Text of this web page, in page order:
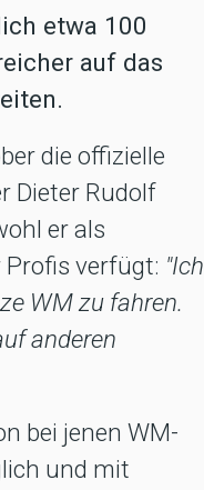
etwa 100
auf das
die offizielle
Dieter Rudolf
er als
Profis verfügt: "Ich
WM zu fahren.
anderen
bei jenen WM-
und mit